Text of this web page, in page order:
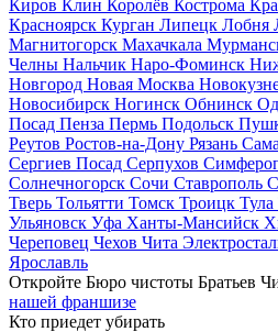
Киров Клин Королёв Кострома
Красноярск Курган Липецк Лобня
Магнитогорск Махачкала
Челны Нальчик Наро-Фоминск
Новгород Новая Москва
Новосибирск Ногинск Обнинск
Посад Пенза Пермь Подольск
Реутов Ростов-на-Дону Рязань
Сергиев Посад Серпухов
Солнечногорск Сочи Ставрополь
Тверь Тольятти Томск Троицк Тула
Ульяновск Уфа Ханты-Мансийск
Череповец Чехов Чита
Ярославль
Откройте Бюро чистоты Братьев
нашей франшизе
Кто приедет убирать